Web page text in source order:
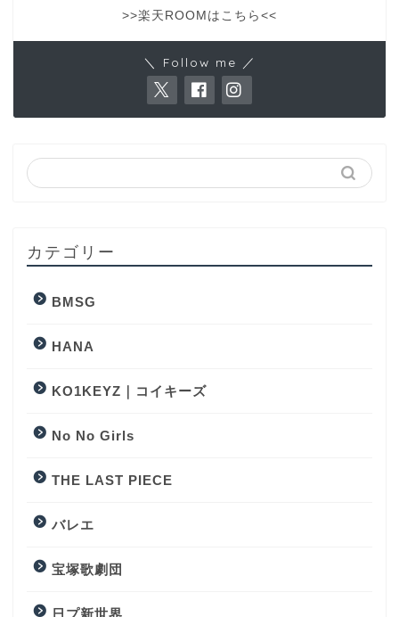
>>楽天ROOMはこちら<<
＼ Follow me ／
カテゴリー
BMSG
HANA
KO1KEYZ｜コイキーズ
No No Girls
THE LAST PIECE
バレエ
宝塚歌劇団